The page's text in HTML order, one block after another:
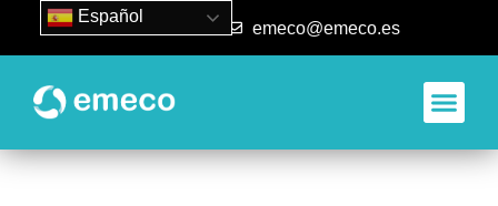
93 840 50 80 emeco@emeco.es
Español